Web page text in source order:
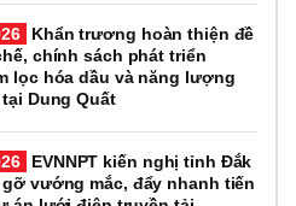
Khẩn trương hoàn thiện đề
chính sách phát triển
lọc hóa dầu và năng lượng
Dung Quất
EVNNPT kiến nghị tỉnh Đắk
vướng mắc, đẩy nhanh tiến